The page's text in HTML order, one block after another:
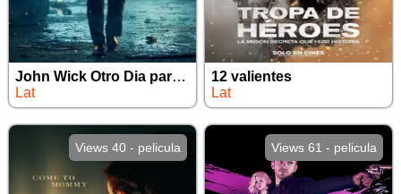
John Wick Otro Dia para Matar
Lat
12 valientes
Lat
Views 40 - pelicula Views 61 - pelicula